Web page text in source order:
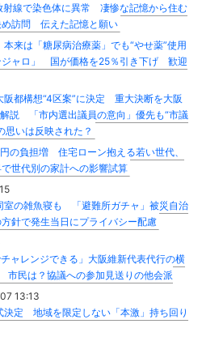
線で染色体に異常 凄惨な記憶から住む
め訪問 伝えた記憶と願い
本来は「糖尿病治療薬」でも“やせ薬”使用
ジャロ」 国が価格を25％引き下げ 歓迎
阪都構想“4区案”に決定 重大決断を大阪
説 「市内選出議員の意向」優先も“市議
いは反映された？
の負担増 住宅ローン抱える若い世代、
世代別の家計への影響試算
室の雑魚寝も 「避難所ガチャ」被災自治
針で発生当日にプライバシー配慮
ャレンジできる」大阪維新代表代行の横
民は？協議への参加見送りの他会派
13:13
決定 地域を限定しない「本激」持ち回り